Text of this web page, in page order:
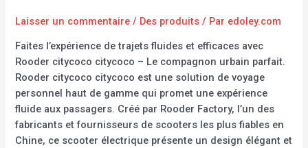
Laisser un commentaire / Des produits / Par edoley.com
Faites l’expérience de trajets fluides et efficaces avec
Rooder citycoco citycoco – Le compagnon urbain parfait.
Rooder citycoco citycoco est une solution de voyage
personnel haut de gamme qui promet une expérience
fluide aux passagers. Créé par Rooder Factory, l’un des
fabricants et fournisseurs de scooters les plus fiables en
Chine, ce scooter électrique présente un design élégant et